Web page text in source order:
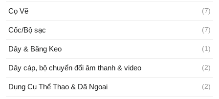
Cọ Vẽ (7)
Cốc/Bộ sạc (7)
Dây & Băng Keo (1)
Dây cáp, bộ chuyển đổi âm thanh & video (2)
Dụng Cụ Thể Thao & Dã Ngoại (2)